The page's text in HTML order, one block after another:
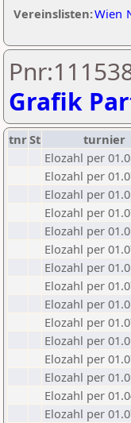
Vereinslisten:Wien
Grafik
tnrSt turnier
Elozahl per
Elozahl per
Elozahl per
Elozahl per
Elozahl per
Elozahl per
Elozahl per
Elozahl per
Elozahl per
Elozahl per
Elozahl per
Elozahl per
Elozahl per
Elozahl per
Elozahl per